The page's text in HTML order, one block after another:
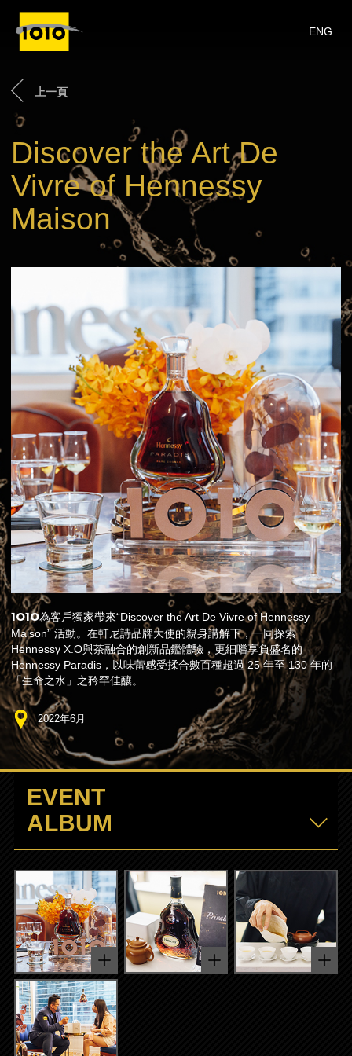
ENG
上一頁
Discover the Art De
Vivre of Hennessy
Maison
1O1O為客戶獨家帶來“Discover the Art De Vivre of Hennessy
Maison” 活動。在軒尼詩品牌大使的親身講解下，一同探索
Hennessy X.O與茶融合的創新品鑑體驗，更細嚐享負盛名的
Hennessy Paradis，以味蕾感受揉合數百種超過 25 年至 130 年的
「生命之水」之矜罕佳釀。
2022年6月
EVENT
ALBUM